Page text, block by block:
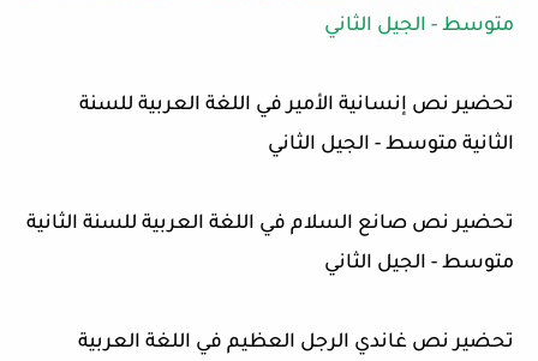
متوسط - الجيل الثاني
تحضير نص إنسانية الأمير في اللغة العربية للسنة
الثانية متوسط - الجيل الثاني
تحضير نص صانع السلام في اللغة العربية للسنة الثانية
متوسط - الجيل الثاني
تحضير نص غاندي الرجل العظيم في اللغة العربية